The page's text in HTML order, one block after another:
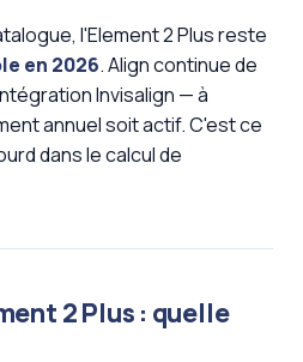
l'Element 2 Plus reste
en 2026. Align continue de
Invisalign — à
annuel soit actif. C'est ce
dans le calcul de
2 Plus : quelle